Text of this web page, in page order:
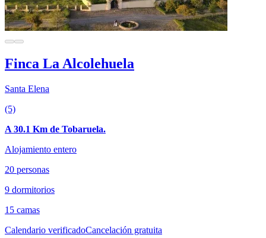
Finca La Alcolehuela
Santa Elena
(5)
A 30.1 Km de Tobaruela.
Alojamiento entero
20 personas
9 dormitorios
15 camas
Calendario verificadoCancelación gratuita